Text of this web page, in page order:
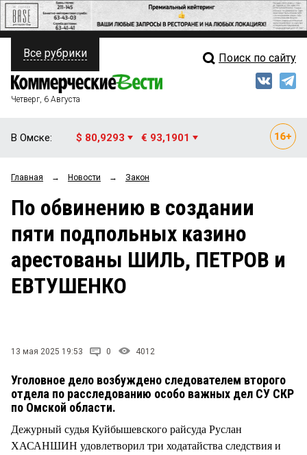
ПОЛИТИКА
ФИНАНСЫ
ОБЩЕСТВО
ЗАКОН
НОВОСТИ КОМПАНИЙ
ПРОИСШЕСТВИЯ
Свежий выпуск
Рейтинги
Блоги
Архив
Все рубрики Поиск по сайту
Четверг, 6 Августа
В Омске: $ 80,9293 € 93,1901
Главная → Новости → Закон
По обвинению в создании
пяти подпольных казино
арестованы ШИЛЬ, ПЕТРОВ и
ЕВТУШЕНКО
13 мая 2025 19:53 0 4012
Уголовное дело возбуждено следователем второго
отдела по расследованию особо важных дел СУ СКР
по Омской области.
Дежурный судья Куйбышевского райсуда Руслан
ХАСАНШИН удовлетворил три ходатайства следствия и